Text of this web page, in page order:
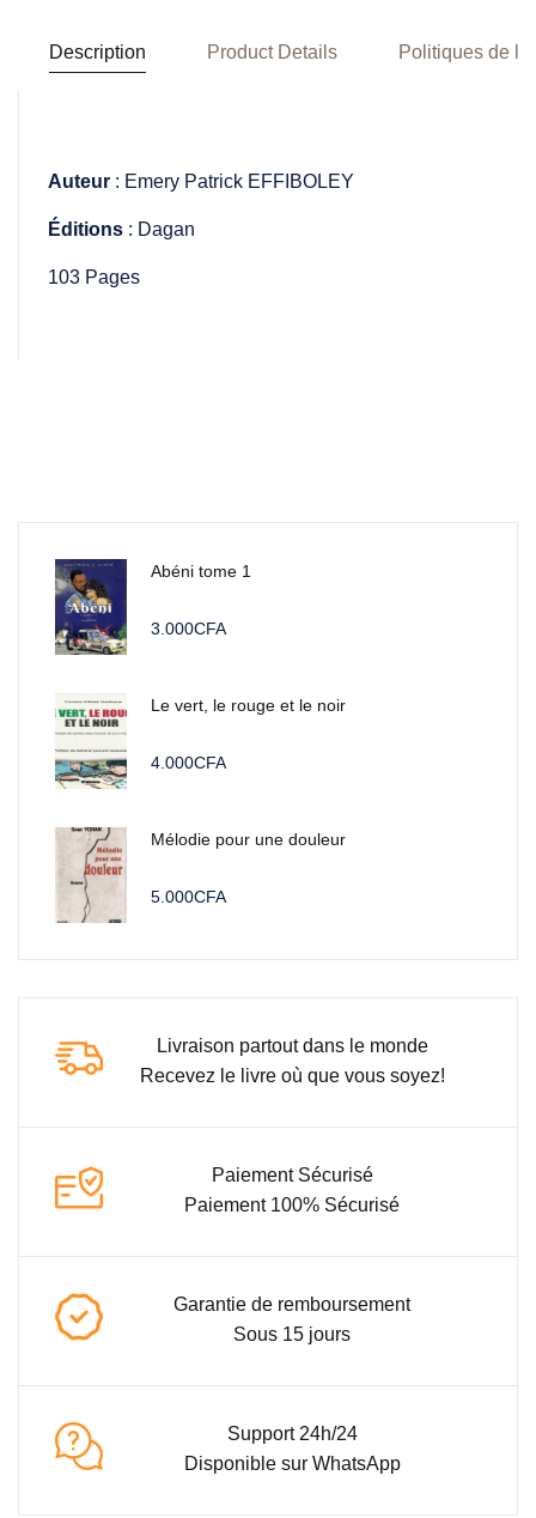
Description Product Details Politiques de la
Auteur : Emery Patrick EFFIBOLEY
Éditions : Dagan
103 Pages
Abéni tome 1
3.000CFA
Le vert, le rouge et le noir
4.000CFA
Mélodie pour une douleur
5.000CFA
Livraison partout dans le monde
Recevez le livre où que vous soyez!
Paiement Sécurisé
Paiement 100% Sécurisé
Garantie de remboursement
Sous 15 jours
Support 24h/24
Disponible sur WhatsApp